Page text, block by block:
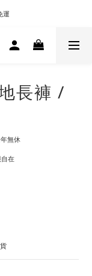
運
長褲 /
無休
在